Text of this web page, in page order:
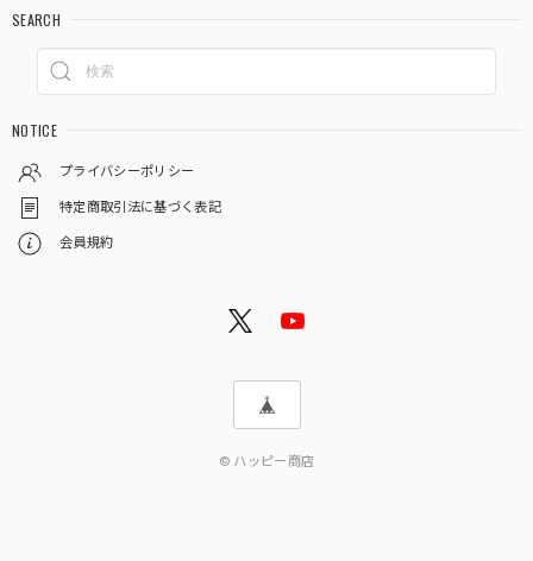
SEARCH
NOTICE
プライバシーポリシー
特定商取引法に基づく表記
会員規約
© ハッピー商店